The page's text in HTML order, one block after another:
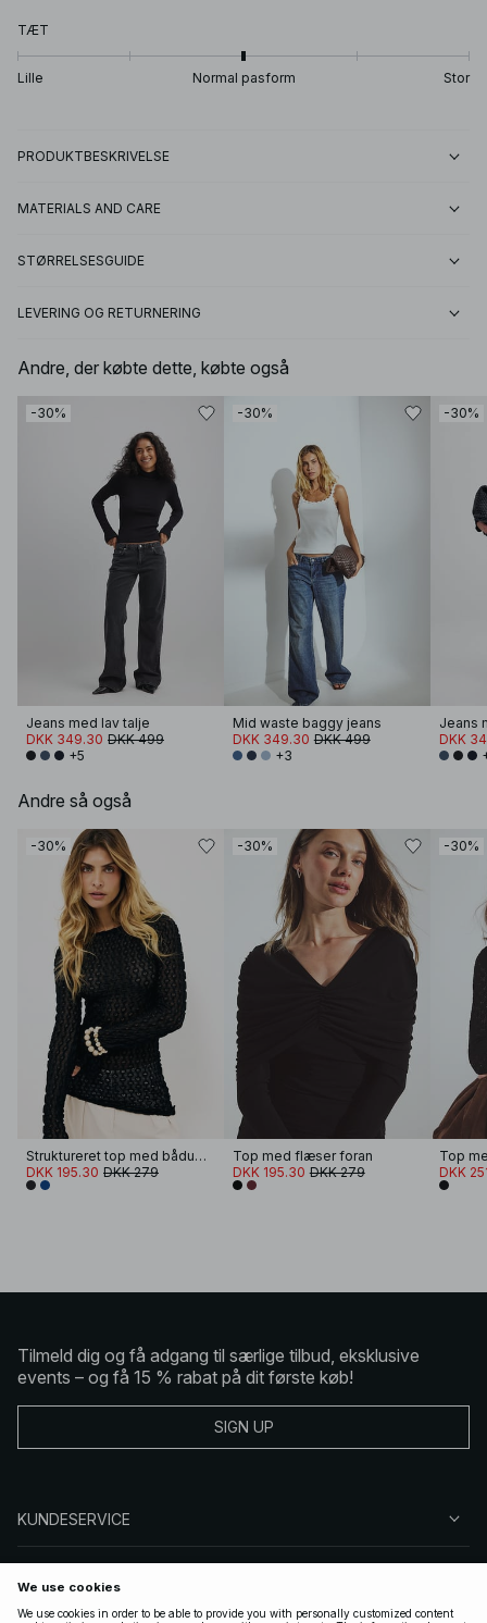
TÆT
Lille Normal pasform Stor
PRODUKTBESKRIVELSE
MATERIALS AND CARE
STØRRELSESGUIDE
LEVERING OG RETURNERING
Andre, der købte dette, købte også
-30%
Jeans med lav talje
DKK 349.30 DKK 499
+5
-30%
Mid waste baggy jeans
DKK 349.30 DKK 499
+3
-30%
Jeans
DKK
Andre så også
-30%
Struktureret top med bådudskæring
DKK 195.30 DKK 279
-30%
Top med flæser foran
DKK 195.30 DKK 279
-30%
Top
DKK
Tilmeld dig og få adgang til særlige tilbud, eksklusive
events – og få 15 % rabat på dit første køb!
SIGN UP
KUNDESERVICE